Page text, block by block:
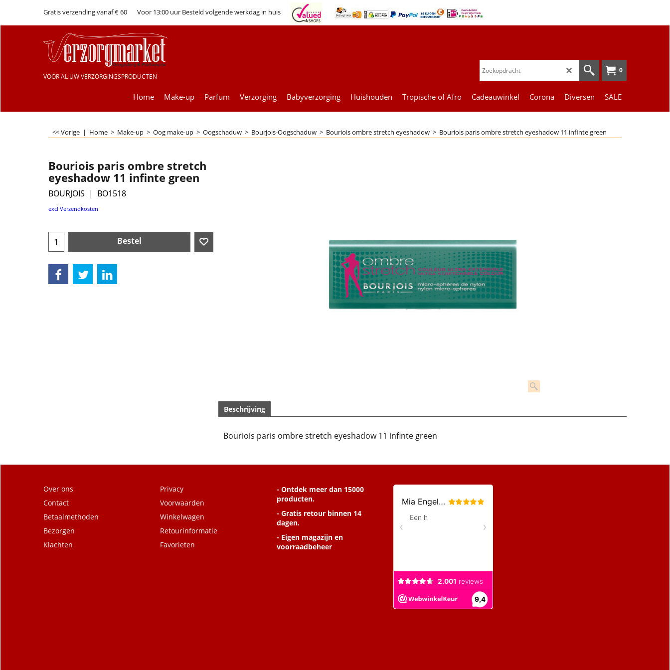
Gratis verzending vanaf € 60 Voor 13:00 uur Besteld volgende werkdag in huis
VOOR AL UW VERZORGINGSPRODUCTEN
0
Home Make-up Parfum Verzorging Babyverzorging Huishouden Tropische of Afro Cadeauwinkel Corona Diversen SALE
<< Vorige | Home > Make-up > Oog make-up > Oogschaduw > Bourjois-Oogschaduw > Bouriois ombre stretch eyeshadow > Bouriois paris ombre stretch eyeshadow 11 infinte green
Bouriois paris ombre stretch
eyeshadow 11 infinte green
BOURJOIS BO1518
€9.99
Bestel
Beschrijving
Bouriois paris ombre stretch eyeshadow 11 infinte green
Over ons
Contact
Betaalmethoden
Bezorgen
Klachten
Privacy
Voorwaarden
Winkelwagen
Retourinformatie
Favorieten
- Ontdek meer dan 15000
producten.
- Gratis retour binnen 14
dagen.
- Eigen magazijn en
voorraadbeheer